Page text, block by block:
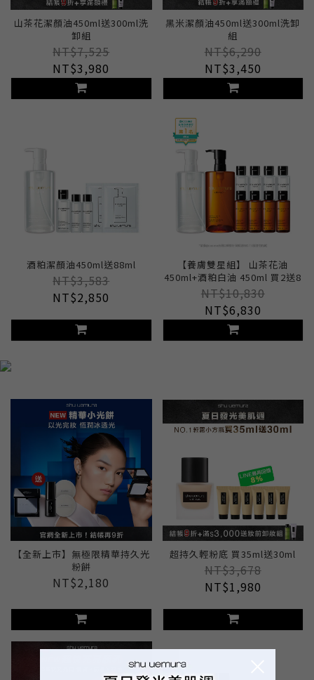
山茶花潔顏油450ml送300ml洗
卸組
NT$7,525
NT$3,980
黑米潔顏油450ml送300ml洗卸
組
NT$6,290
NT$3,450
酒粕潔顏油450ml送88ml
NT$3,583
NT$2,850
【養膚雙星組】 山茶花油
450ml+酒粕白油 450ml 買2送8
NT$10,830
NT$6,830
【全新上市】無極限精華持久光
粉餅
NT$2,180
超持久輕粉底 買35ml送30ml
NT$3,678
NT$1,980